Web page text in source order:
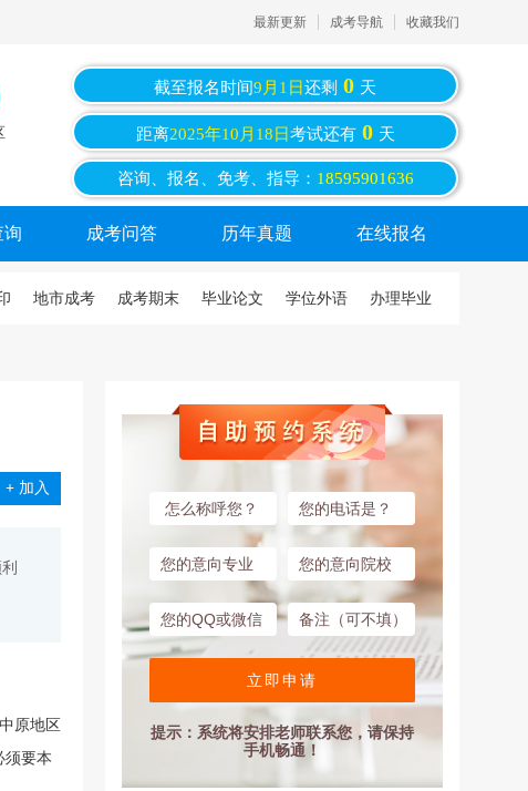
最新更新 成考导航 收藏我们
截至报名时间9月1日还剩 0 天
距离2025年10月18日考试还有 0 天
咨询、报名、免考、指导： 18595901636
询 成考问答 历年真题 在线报名
地市成考 成考期末 毕业论文 学位外语 办理毕业
+ 加入
原地区
须要本
立即申请
提示：系统将安排老师联系您，请保持
手机畅通！